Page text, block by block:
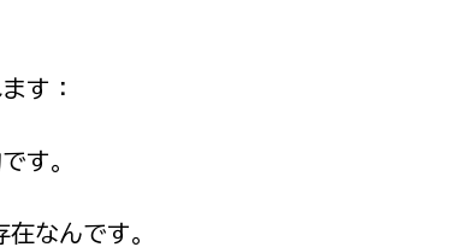
す：
す。
なんです。